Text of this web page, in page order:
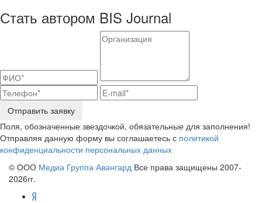
Стать автором BIS Journal
Отправить заявку
Поля, обозначенные звездочкой, обязательные для заполнения!
Отправляя данную форму вы соглашаетесь с политикой
конфиденциальности персональных данных
© ООО Медиа Группа Авангард Все права защищены 2007-
2026гг.